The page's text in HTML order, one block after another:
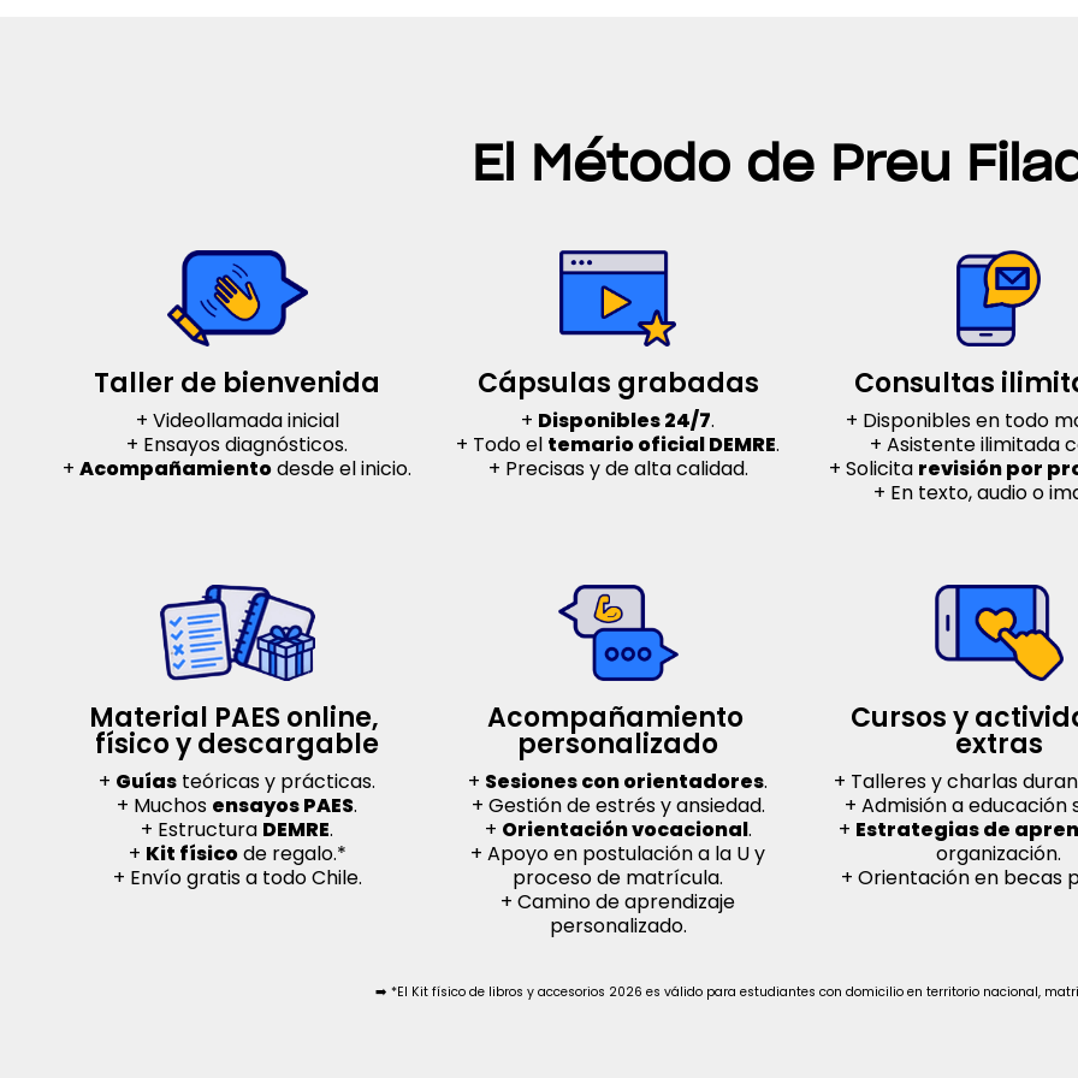
El Método de Preu
Taller de bienvenida
+ Videollamada inicial
+ Ensayos diagnósticos.
+Acompañamientodesde el inicio.
Cápsulas grabadas
+ Disponibles 24/7.
+ Todo el temario oficial DEMRE.
+ Precisas y de alta calidad.
Consultas
+ Disponibles en todo
+ Asistente ilimitada
+ Solicita revisión por
+ En texto, audio o
Material PAES online,
físico y descargable
+ Guías teóricas y prácticas.
+ Muchos ensayos PAES.
+ Estructura DEMRE.
+ Kit físicode regalo.*
+ Envío gratis a todo Chile.
Acompañamiento
personalizado
+ Sesiones con orientadores.
+ Gestión de estrés y ansiedad.
+ Orientación vocacional.
+ Apoyo en postulación a la U y
proceso de matrícula.
+ Camino de aprendizaje
personalizado.
Cursos y
extras
+ Talleres y charlas
+ Admisión a educación
+ Estrategias de
organización.
+ Orientación en becas
➡️ *El Kit físico de libros y accesorios 2026 es válido para estudiantes con domicilio en territorio nacional,